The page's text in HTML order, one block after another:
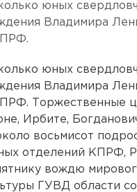
юных
Владимира
юных
Владимира
Торжественные
Ирбите,
восьмисот
отделений КПРФ,
вождю
ГУВД области